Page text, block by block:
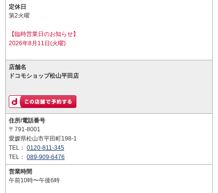
定休日
第2火曜
【臨時営業日のお知らせ】
2026年8月11日(火曜)
店舗名
ドコモショップ松山平田店
住所/電話番号
〒791-8001
愛媛県松山市平田町198-1
TEL： 0120-811-345
TEL： 089-909-6476
営業時間
午前10時〜午後6時